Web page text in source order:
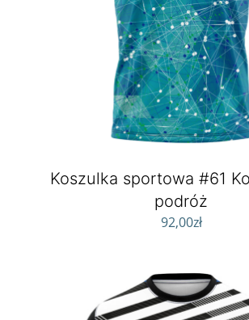
Koszulka sportowa #61
podróż
92,00zł